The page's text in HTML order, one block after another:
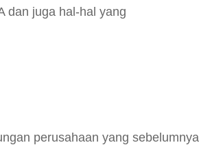
dan juga hal-hal yang
perusahaan yang sebelumnya